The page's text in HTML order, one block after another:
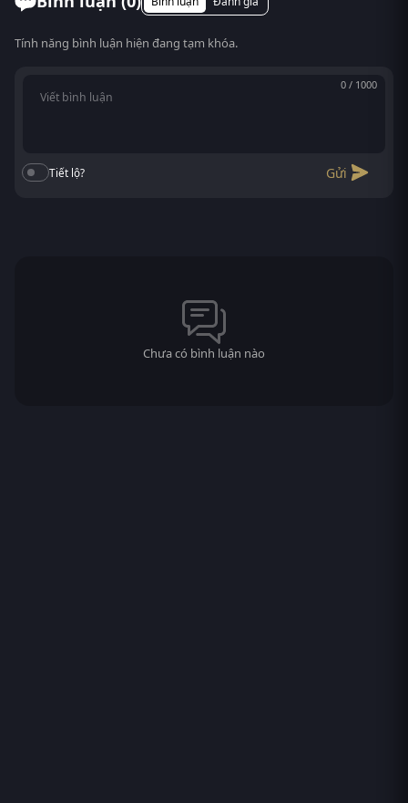
Tính năng bình luận hiện đang tạm khóa.
0 / 1000
Tiết lộ? Gửi
Chưa có bình luận nào